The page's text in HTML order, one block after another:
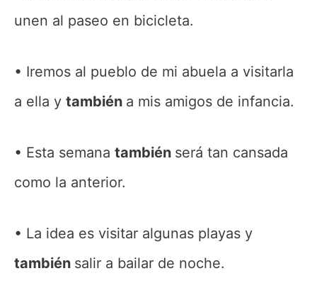
unen al paseo en bicicleta.
Iremos al pueblo de mi abuela a visitarla
a ella y también a mis amigos de infancia.
Esta semana también será tan cansada
como la anterior.
La idea es visitar algunas playas y
también salir a bailar de noche.